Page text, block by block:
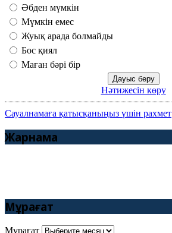
Әбден мүмкін
Мүмкін емес
Жуық арада болмайды
Бос қиял
Маған бәрі бір
Нәтижесін көру
Сауалнамаға қатысқаныңыз үшін рахмет
Жарнама
Мұрағат
Мұрағат